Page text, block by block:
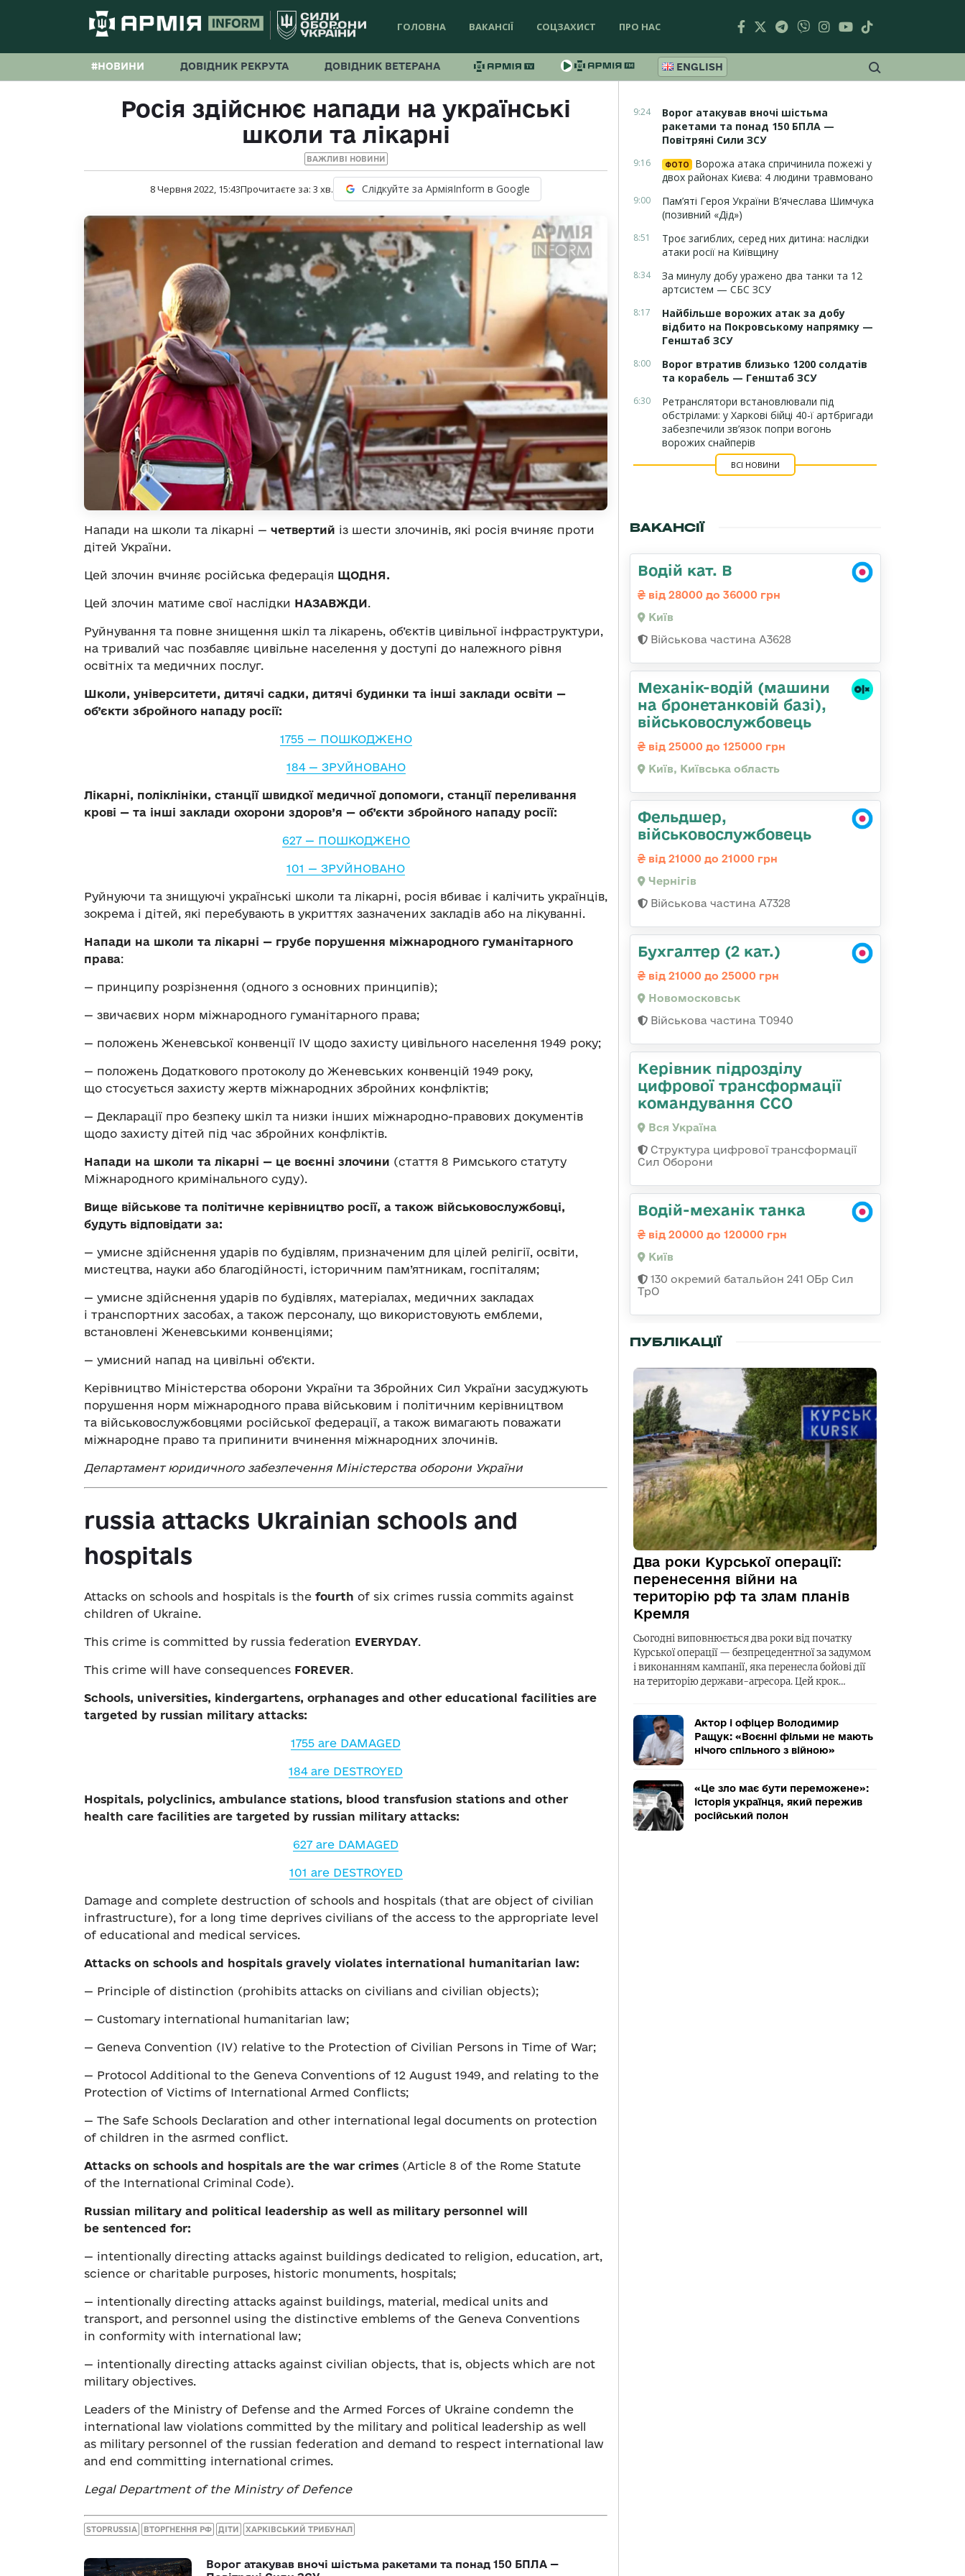
ГОЛОВНА ВАКАНСІЇ СОЦЗАХИСТ ПРО НАС
#НОВИНИ ДОВІДНИК РЕКРУТА ДОВІДНИК ВЕТЕРАНА ENGLISH
Росія здійснює напади на українські
школи та лікарні
ВАЖЛИВІ НОВИНИ
8 Червня 2022, 15:43Прочитаєте за: 3 хв. Слідкуйте за АрміяInform в Google
Напади на школи та лікарні — четвертий із шести злочинів, які росія вчиняє проти
дітей України.
Цей злочин вчиняє російська федерація ЩОДНЯ.
Цей злочин матиме свої наслідки НАЗАВЖДИ.
Руйнування та повне знищення шкіл та лікарень, об’єктів цивільної інфраструктури,
на тривалий час позбавляє цивільне населення у доступі до належного рівня
освітніх та медичних послуг.
Школи, університети, дитячі садки, дитячі будинки та інші заклади освіти —
об’єкти збройного нападу росії:
1755 — ПОШКОДЖЕНО
184 — ЗРУЙНОВАНО
Лікарні, поліклініки, станції швидкої медичної допомоги, станції переливання
крові — та інші заклади охорони здоров’я — об’єкти збройного нападу росії:
627 — ПОШКОДЖЕНО
101 — ЗРУЙНОВАНО
Руйнуючи та знищуючі українські школи та лікарні, росія вбиває і калічить українців,
зокрема і дітей, які перебувають в укриттях зазначених закладів або на лікуванні.
Напади на школи та лікарні — грубе порушення міжнародного гуманітарного
права:
— принципу розрізнення (одного з основних принципів);
— звичаєвих норм міжнародного гуманітарного права;
— положень Женевської конвенції ІV щодо захисту цивільного населення 1949 року;
— положень Додаткового протоколу до Женевських конвенцій 1949 року,
що стосується захисту жертв міжнародних збройних конфліктів;
— Декларації про безпеку шкіл та низки інших міжнародно-правових документів
щодо захисту дітей під час збройних конфліктів.
Напади на школи та лікарні — це воєнні злочини (стаття 8 Римського статуту
Міжнародного кримінального суду).
Вище військове та політичне керівництво росії, а також військовослужбовці,
будуть відповідати за:
— умисне здійснення ударів по будівлям, призначеним для цілей релігії, освіти,
мистецтва, науки або благодійності, історичним пам’ятникам, госпіталям;
— умисне здійснення ударів по будівлях, матеріалах, медичних закладах
і транспортних засобах, а також персоналу, що використовують емблеми,
встановлені Женевськими конвенціями;
— умисний напад на цивільні об’єкти.
Керівництво Міністерства оборони України та Збройних Сил України засуджують
порушення норм міжнародного права військовим і політичним керівництвом
та військовослужбовцями російської федерації, а також вимагають поважати
міжнародне право та припинити вчинення міжнародних злочинів.
Департамент юридичного забезпечення Міністерства оборони України
russia attacks Ukrainian schools and
hospitals
Attacks on schools and hospitals is the fourth of six crimes russia commits against
children of Ukraine.
This crime is committed by russia federation EVERYDAY.
This crime will have consequences FOREVER.
Schools, universities, kindergartens, orphanages and other educational facilities are
targeted by russian military attacks:
1755 are DAMAGED
184 are DESTROYED
Hospitals, polyclinics, ambulance stations, blood transfusion stations and other
health care facilities are targeted by russian military attacks:
627 are DAMAGED
101 are DESTROYED
Damage and complete destruction of schools and hospitals (that are object of civilian
infrastructure), for a long time deprives civilians of the access to the appropriate level
of educational and medical services.
Attacks on schools and hospitals gravely violates international humanitarian law:
— Principle of distinction (prohibits attacks on civilians and civilian objects);
— Сustomary international humanitarian law;
— Geneva Convention (ІV) relative to the Protection of Civilian Persons in Time of War;
— Protocol Additional to the Geneva Conventions of 12 August 1949, and relating to the
Protection of Victims of International Armed Conflicts;
— The Safe Schools Declaration and other international legal documents on protection
of children in the asrmed conflict.
Attacks on schools and hospitals are the war crimes (Article 8 of the Rome Statute
of the International Criminal Code).
Russian military and political leadership as well as military personnel will
be sentenced for:
— intentionally directing attacks against buildings dedicated to religion, education, art,
science or charitable purposes, historic monuments, hospitals;
— intentionally directing attacks against buildings, material, medical units and
transport, and personnel using the distinctive emblems of the Geneva Conventions
in conformity with international law;
— intentionally directing attacks against civilian objects, that is, objects which are not
military objectives.
Leaders of the Ministry of Defense and the Armed Forces of Ukraine condemn the
international law violations committed by the military and political leadership as well
as military personnel of the russian federation and demand to respect international law
and end committing international crimes.
Legal Department of the Ministry of Defence
STOPRUSSIA ВТОРГНЕННЯ РФ ДІТИ ХАРКІВСЬКИЙ ТРИБУНАЛ
Ворог атакував вночі шістьма ракетами та понад 150 БПЛА —
9:24
Ворог атакував вночі шістьма
ракетами та понад 150 БПЛА —
Повітряні Сили ЗСУ
9:16 ФОТО
Ворожа атака спричинила пожежі у
двох районах Києва: 4 людини травмовано
9:00
Пам’яті Героя України В’ячеслава Шимчука
(позивний «Дід»)
8:51
Троє загиблих, серед них дитина: наслідки
атаки росії на Київщину
8:34
За минулу добу уражено два танки та 12
артсистем — СБС ЗСУ
8:17
Найбільше ворожих атак за добу
відбито на Покровському напрямку —
Генштаб ЗСУ
8:00
Ворог втратив близько 1200 солдатів
та корабель — Генштаб ЗСУ
6:30
Ретранслятори встановлювали під
обстрілами: у Харкові бійці 40-ї артбригади
забезпечили зв’язок попри вогонь
ворожих снайперів
ВСІ НОВИНИ
ВАКАНСІЇ
Водій кат. В
від 28000 до 36000 грн
Київ
Військова частина А3628
Механік-водій (машини
на бронетанковій базі),
військовослужбовець
від 25000 до 125000 грн
Київ, Київська область
Фельдшер,
військовослужбовець
від 21000 до 21000 грн
Чернігів
Військова частина А7328
Бухгалтер (2 кат.)
від 21000 до 25000 грн
Новомосковськ
Військова частина Т0940
Керівник підрозділу
цифрової трансформації
командування ССО
Вся Україна
Структура цифрової трансформації
Сил Оборони
Водій-механік танка
від 20000 до 120000 грн
Київ
130 окремий батальйон 241 ОБр Сил
ТрО
ПУБЛІКАЦІЇ
Два роки Курської операції:
перенесення війни на
територію рф та злам планів
Кремля
Сьогодні виповнюється два роки від початку
Курської операції — безпрецедентної за задумом
і виконанням кампанії, яка перенесла бойові дії
на територію держави-агресора. Цей крок…
Актор і офіцер Володимир
Ращук: «Воєнні фільми не мають
нічого спільного з війною»
«Це зло має бути переможене»:
історія українця, який пережив
російський полон